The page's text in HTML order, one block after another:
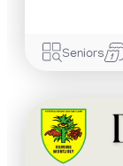
Seniors